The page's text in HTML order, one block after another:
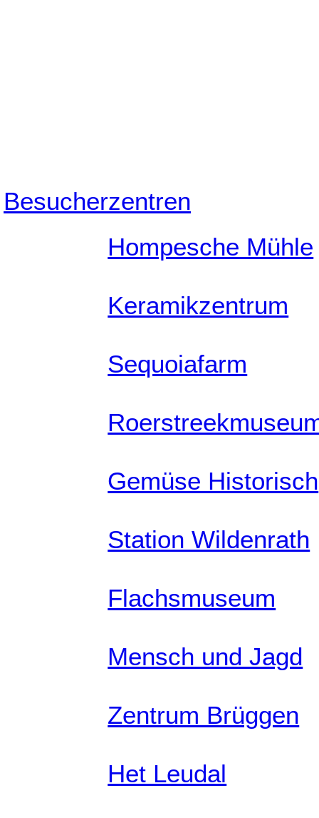
Besucherzentren
Hompesche Mühle
Keramikzentrum
Sequoiafarm
Gemüse Historisch
Station Wildenrath
Flachsmuseum
Mensch und Jagd
Zentrum Brüggen
Het Leudal